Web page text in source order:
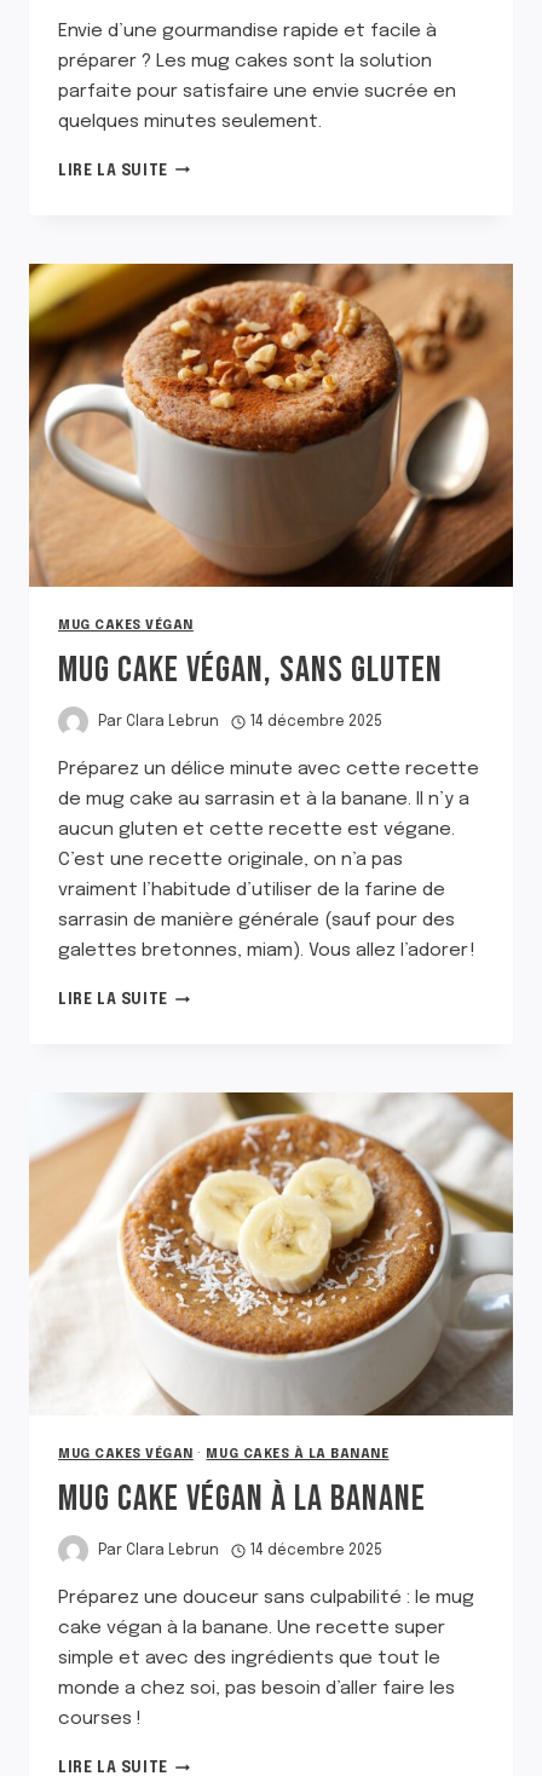
Envie d’une gourmandise rapide et facile à
préparer ? Les mug cakes sont la solution
parfaite pour satisfaire une envie sucrée en
quelques minutes seulement.
LIRE LA SUITETOP
IDÉES
DE
MUG
CAKES
MUG CAKES VÉGAN
MUG CAKE VÉGAN, SANS GLUTEN
Par Clara Lebrun 14 décembre 2025
Préparez un délice minute avec cette recette
de mug cake au sarrasin et à la banane. Il n’y a
aucun gluten et cette recette est végane.
C’est une recette originale, on n’a pas
vraiment l’habitude d’utiliser de la farine de
sarrasin de manière générale (sauf pour des
galettes bretonnes, miam). Vous allez l’adorer !
LIRE LA SUITEMUG
GLUTEN
MUG CAKES VÉGAN · MUG CAKES À LA BANANE
MUG CAKE VÉGAN À LA BANANE
Par Clara Lebrun 14 décembre 2025
Préparez une douceur sans culpabilité : le mug
cake végan à la banane. Une recette super
simple et avec des ingrédients que tout le
monde a chez soi, pas besoin d’aller faire les
courses !
LIRE LA SUITEMUG